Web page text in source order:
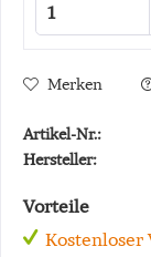
Merken
Artikel-Nr.:
Hersteller:
Vorteile
Kostenloser